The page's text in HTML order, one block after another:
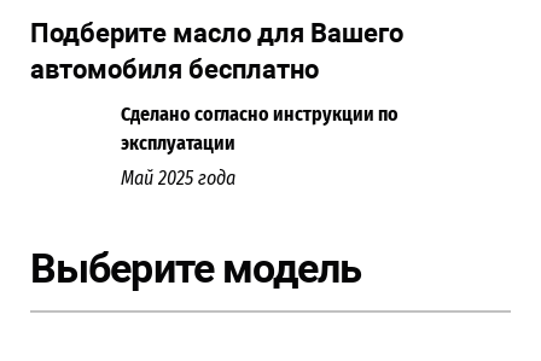
Подберите масло для Вашего
автомобиля бесплатно
Сделано согласно инструкции по
эксплуатации
Май 2025 года
Выберите модель